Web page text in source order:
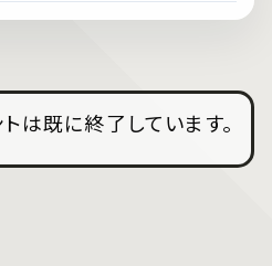
は既に終了しています。